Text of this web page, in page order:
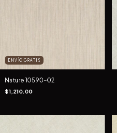
ENVÍO GRATIS
Nature 10590-02
$1,210.00